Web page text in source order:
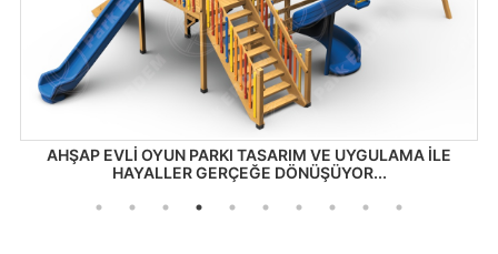
SIRBİSTAN YENİ BÜYÜK ÇOCUK OYUN PARKI MONTAJIMIZ